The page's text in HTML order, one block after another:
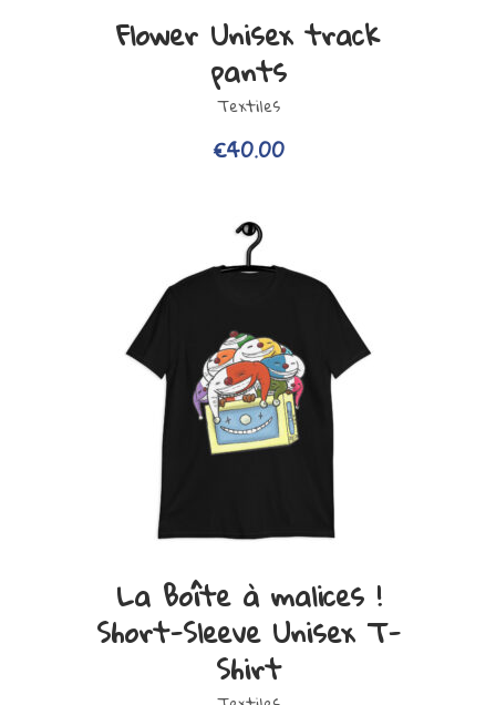
VIEW PRODUCT
produitFlower Unisex track
pants
Textiles
€40.00
VIEW PRODUCT
produitLa Boîte à malices !
Short-Sleeve Unisex T-
Shirt